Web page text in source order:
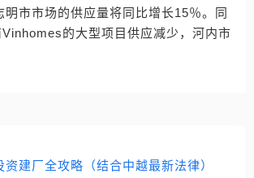
明市市场的供应量将同比增长15％。同
的大型项目供应减少，河内市
建厂全攻略（结合中越最新法律）